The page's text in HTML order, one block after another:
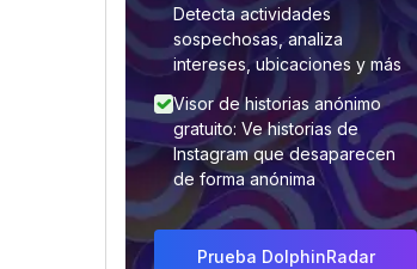
Detecta actividades
sospechosas, analiza
intereses, ubicaciones y más
Visor de historias anónimo
gratuito: Ve historias de
Instagram que desaparecen
de forma anónima
Prueba DolphinRadar